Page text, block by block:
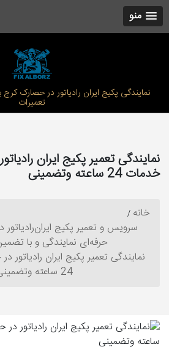
منو
نمایندگی پکیج ایران رادیاتور در حصارک
تعمیرات
نمایندگی تعمیر پکیج ایران
خدمات 24 ساعته وتضمینی
خانه
سرویس و تعمیر پکیج ایران‌رادیاتور
حرفه‌ای نمایندگی و با
نمایندگی تعمیر پکیج ایران رادیاتور
24 ساعته وتضمینی